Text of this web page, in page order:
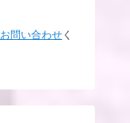
お問い合わせ く